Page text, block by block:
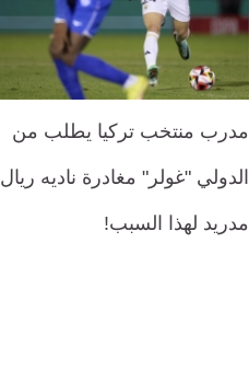
مدرب منتخب تركيا يطلب من
الدولي "غولر" مغادرة ناديه ريال
مدريد لهذا السبب!